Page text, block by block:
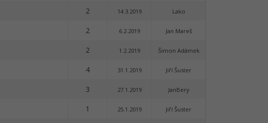
2 14.3.2019 Lako
2 6.2.2019 Jan Mareš
2 1.2.2019 Šimon Adámek
4 31.1.2019 Jiří Šuster
3 27.1.2019 JanBery
1 25.1.2019 Jiří Šuster